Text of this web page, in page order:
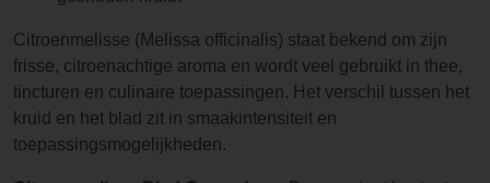
Citroenmelisse (Melissa officinalis) staat bekend om zijn
frisse, citroenachtige aroma en wordt veel gebruikt in thee,
tincturen en culinaire toepassingen. Het verschil tussen het
kruid en het blad zit in smaakintensiteit en
toepassingsmogelijkheden.